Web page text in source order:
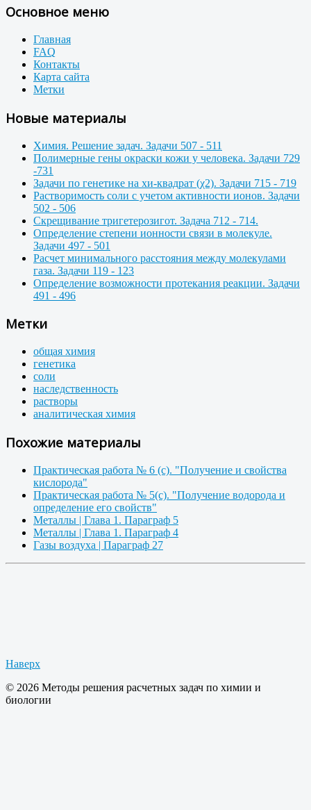
Основное меню
Главная
FAQ
Контакты
Карта сайта
Метки
Новые материалы
Химия. Решение задач. Задачи 507 - 511
Полимерные гены окраски кожи у человека. Задачи 729
-731
Задачи по генетике на хи-квадрат (χ2). Задачи 715 - 719
Растворимость соли с учетом активности ионов. Задачи
502 - 506
Скрещивание тригетерозигот. Задача 712 - 714.
Определение степени ионности связи в молекуле.
Задачи 497 - 501
Расчет минимального расстояния между молекулами
газа. Задачи 119 - 123
Определение возможности протекания реакции. Задачи
491 - 496
Метки
общая химия
генетика
соли
наследственность
растворы
аналитическая химия
Похожие материалы
Практическая работа № 6 (с). "Получение и свойства
кислорода"
Практическая работа № 5(с). "Получение водорода и
определение его свойств"
Металлы | Глава 1. Параграф 5
Металлы | Глава 1. Параграф 4
Газы воздуха | Параграф 27
Наверх
© 2026 Методы решения расчетных задач по химии и
биологии